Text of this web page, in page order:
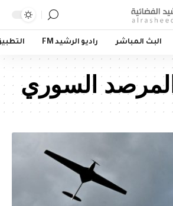
البث المباشر راديو الرشيد FM
المرصد السوري